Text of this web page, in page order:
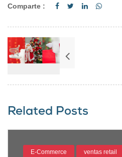
Comparte :
Related Posts
E-Commerce ventas retail